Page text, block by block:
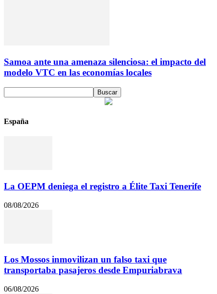
Samoa ante una amenaza silenciosa: el impacto del
modelo VTC en las economías locales
España
La OEPM deniega el registro a Élite Taxi Tenerife
08/08/2026
Los Mossos inmovilizan un falso taxi que
transportaba pasajeros desde Empuriabrava
06/08/2026